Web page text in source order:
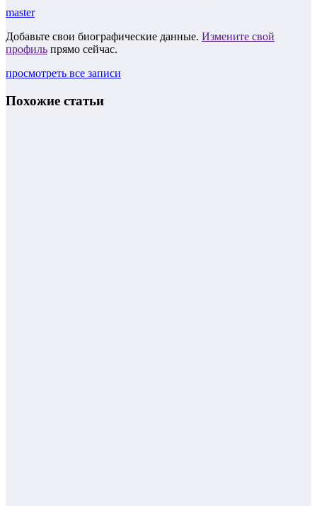
master
Добавьте свои биографические данные. Измените свой
профиль прямо сейчас.
просмотреть все записи
Похожие статьи